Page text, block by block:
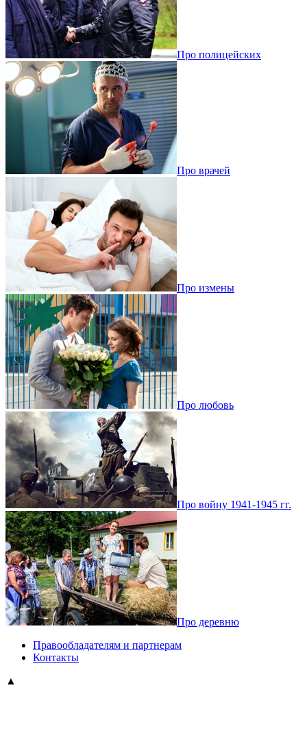
Про полицейских
Про врачей
Про измены
Про любовь
Про войну 1941-1945 гг.
Про деревню
Правообладателям и партнерам
Контакты
▲